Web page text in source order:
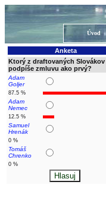
Úvod
Anketa
Ktorý z draftovaných Slovákov
podpíše zmluvu ako prvý?
Adam
Goljer
87.5 %
Adam
Nemec
12.5 %
Samuel
Hrenák
0 %
Tomáš
Chrenko
0 %